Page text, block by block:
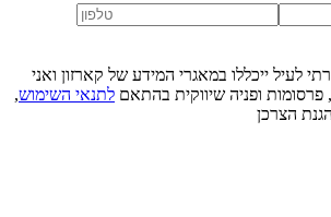
לעיל ייכללו במאגרי המידע של קארזון ואני
ופניה שיווקית בהתאם לתנאי השימוש,
הצרכן